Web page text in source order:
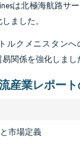
は北極海航路サ
ました。
ルクメニスタン
関係を強化しまし
産業レポー
市場定義